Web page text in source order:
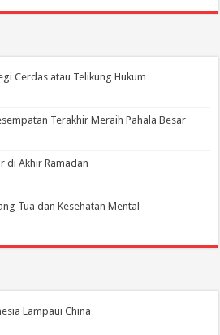
Cerdas atau Telikung Hukum
Terakhir Meraih Pahala Besar
di Akhir Ramadan
Tua dan Kesehatan Mental
Lampaui China